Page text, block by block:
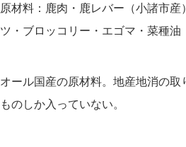
原材料：鹿肉・鹿レバー（小諸市
ツ・ブロッコリー・エゴマ・菜種
オール国産の原材料。地産地消の
ものしか入っていない。